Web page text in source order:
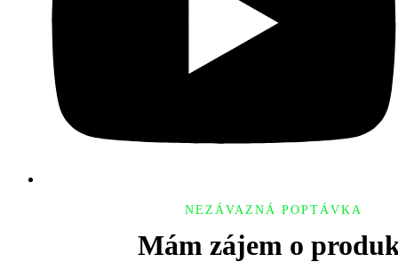
NEZÁVAZNÁ POPTÁVKA
Mám zájem o